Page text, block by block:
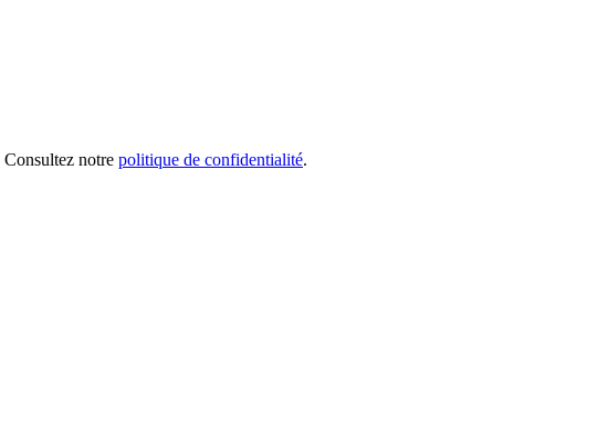
Consultez notre politique de confidentialité.